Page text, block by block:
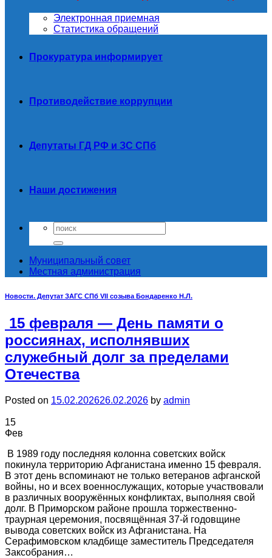
Электронная приемная
Статистика обращений
Прокуратура информирует
Противодействие коррупции
Депутаты ГД РФ и ЗС СПб
Наши достижения
Муниципальный совет
Местная администрация
Новости. Депутат ЗАГС СПб VII созыва Бондаренко Н.Л.
15 февраля — День памяти о
россиянах, исполнявших
служебный долг за пределами
Отечества
Posted on 15.02.202626.02.2026 by admin
15
Фев
В 1989 году последняя колонна советских войск
покинула территорию Афганистана именно 15 февраля.
В этот день вспоминают не только ветеранов афганской
войны, но и всех военнослужащих, которые участвовали
в различных вооружённых конфликтах, выполняя свой
долг. В Приморском районе прошла торжественно-
траурная церемония, посвящённая 37-й годовщине
вывода советских войск из Афганистана. На
Серафимовском кладбище заместитель Председателя
Заксобрания…